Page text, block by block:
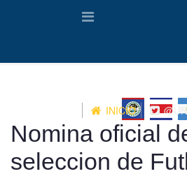
INICIO
Nomina oficial
seleccion de